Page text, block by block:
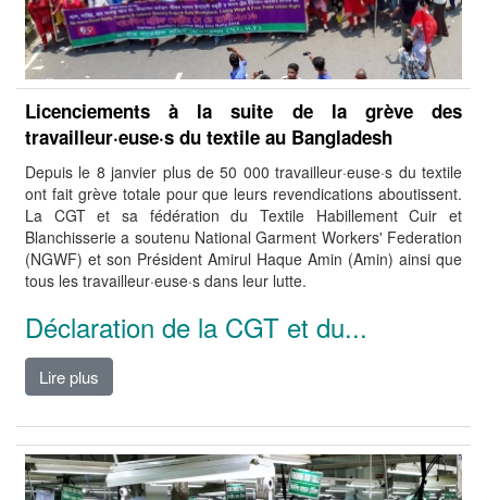
Licenciements à la suite de la grève des
travailleur·euse·s du textile au Bangladesh
Depuis le 8 janvier plus de 50 000 travailleur·euse·s du textile
ont fait grève totale pour que leurs revendications aboutissent.
La CGT et sa fédération du Textile Habillement Cuir et
Blanchisserie a soutenu National Garment Workers' Federation
(NGWF) et son Président Amirul Haque Amin (Amin) ainsi que
tous les travailleur·euse·s dans leur lutte.
Déclaration de la CGT et du...
Lire plus